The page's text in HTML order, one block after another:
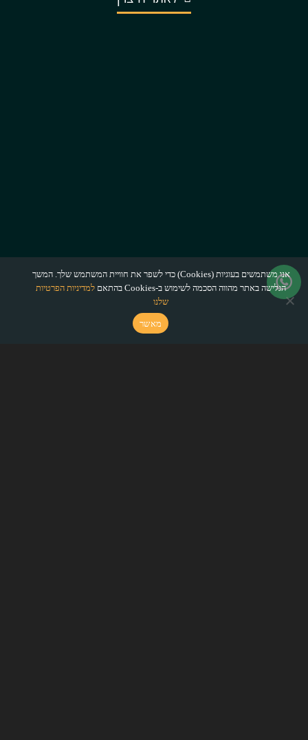
אנו משתמשים בעוגיות (Cookies) כדי לשפר את חוויית המשתמש שלך. המשך
הגלישה באתר מהווה הסכמה לשימוש ב-Cookies בהתאם
למדיניות הפרטיות
שלנו
מאשר